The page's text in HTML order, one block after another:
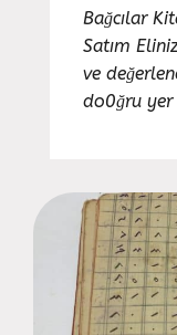
Bağcılar
Satım
ve
do0ğru yer